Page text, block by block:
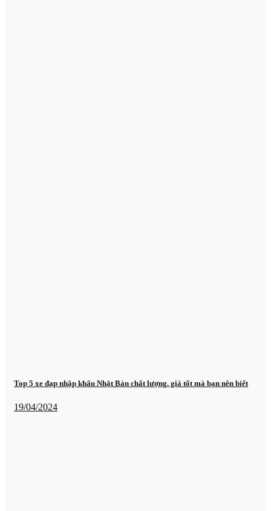
Top 5 xe đạp nhập khẩu Nhật Bản chất lượng, giá tốt mà bạn nên biết
19/04/2024